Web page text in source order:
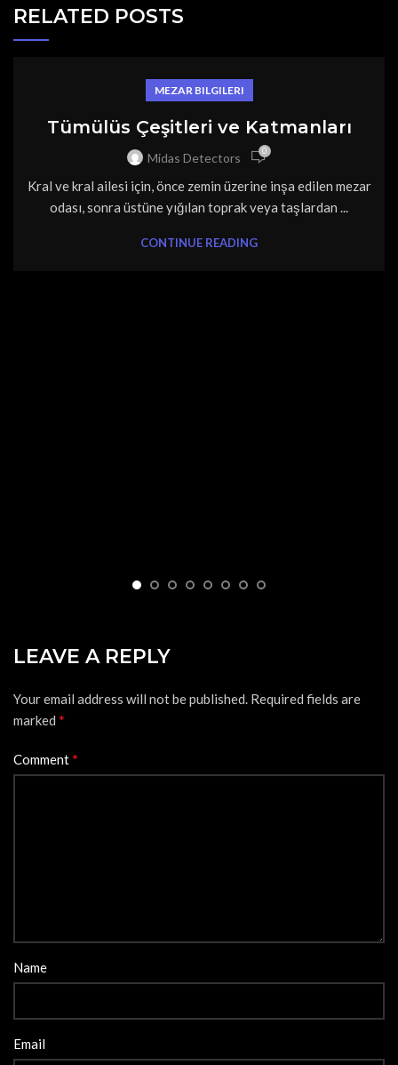
RELATED POSTS
MEZAR BILGILERI
Tümülüs Çeşitleri ve Katmanları
Midas Detectors 0
Kral ve kral ailesi için, önce zemin üzerine inşa edilen mezar
odası, sonra üstüne yığılan toprak veya taşlardan ...
CONTINUE READING
LEAVE A REPLY
Your email address will not be published. Required fields are
marked *
Comment*
Name
Email